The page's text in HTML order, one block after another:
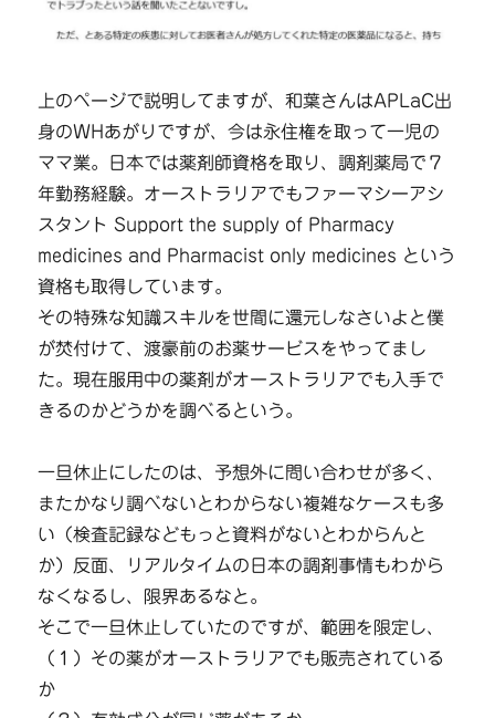
上のページで説明してますが、和葉さんはAPLaC出
身のWHあがりですが、今は永住権を取って一児の
ママ業。日本では薬剤師資格を取り、調剤薬局で７
年勤務経験。オーストラリアでもファーマシーアシ
スタント Support the supply of Pharmacy
medicines and Pharmacist only medicines という
資格も取得しています。
その特殊な知識スキルを世間に還元しなさいよと僕
が焚付けて、渡豪前のお薬サービスをやってまし
た。現在服用中の薬剤がオーストラリアでも入手で
きるのかどうかを調べるという。
一旦休止にしたのは、予想外に問い合わせが多く、
またかなり調べないとわからない複雑なケースも多
い（検査記録などもっと資料がないとわからんと
か）反面、リアルタイムの日本の調剤事情もわから
なくなるし、限界あるなと。
そこで一旦休止していたのですが、範囲を限定し、
（１）その薬がオーストラリアでも販売されている
か